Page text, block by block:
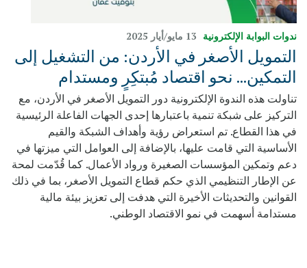
ندوات البوابة الإلكترونية 13 مايو/‏أيار 2025
التمويل الأصغر في الأردن: من التشغيل إلى
التمكين... نحو اقتصاد مُبتكِرٍ ومستدام
تناولت هذه الندوة الإلكترونية دور التمويل الأصغر في الأردن، مع
التركيز على شبكة تنمية باعتبارها إحدى الجهات الفاعلة الرئيسية
في هذا القطاع. تم استعراض رؤية وأهداف الشبكة والقيم
الأساسية التي قامت عليها، بالإضافة إلى العوامل التي ميزتها في
دعم وتمكين المؤسسات الصغيرة ورواد الأعمال. كما قُدّمت لمحة
عن الإطار التنظيمي الذي حكم قطاع التمويل الأصغر، بما في ذلك
القوانين والتحديثات الأخيرة التي هدفت إلى تعزيز بيئة مالية
مستدامة أسهمت في نمو الاقتصاد الوطني.